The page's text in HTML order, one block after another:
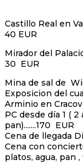
Castillo Real en
40 EUR
Mirador del
30 EUR
Mina de sal de
Exposicion del
Arminio en
PC desde día 1 (
pan).......170 EUR
Cena de llegada
Cena con
platos, agua, pan ,